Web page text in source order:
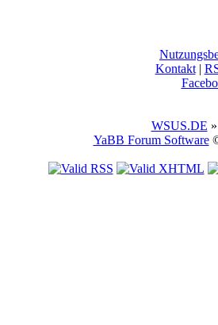
Kontakt|
WSUS.DE
YaBB Forum Software©